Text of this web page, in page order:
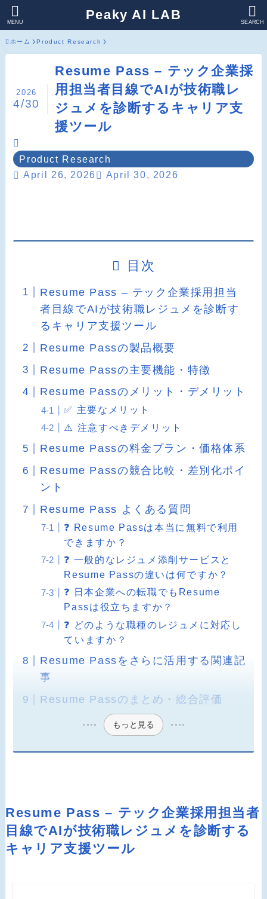
Peaky AI LAB SEARCH
MENU
ホーム Product Research
Resume Pass – テック企業採
用担当者目線でAIが技術職レ
ジュメを診断するキャリア支
援ツール
2026
4/30
Product Research
April 26, 2026
April 30, 2026
目次
Resume Pass – テック企業採用担当
者目線でAIが技術職レジュメを診断す
るキャリア支援ツール
Resume Passの製品概要
Resume Passの主要機能・特徴
Resume Passのメリット・デメリット
✅ 主要なメリット
⚠️ 注意すべきデメリット
Resume Passの料金プラン・価格体系
Resume Passの競合比較・差別化ポイ
ント
Resume Pass よくある質問
❓ Resume Passは本当に無料で利用
できますか？
❓ 一般的なレジュメ添削サービスと
Resume Passの違いは何ですか？
❓ 日本企業への転職でもResume
Passは役立ちますか？
❓ どのような職種のレジュメに対応し
ていますか？
Resume Passをさらに活用する関連記
事
Resume Passのまとめ・総合評価
もっと見る
Resume Pass – テック企業採用担当者
目線でAIが技術職レジュメを診断する
キャリア支援ツール